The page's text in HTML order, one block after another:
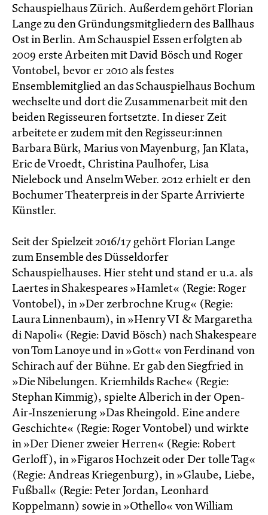
Schauspielhaus Zürich. Außerdem gehört Florian
Lange zu den Gründungsmitgliedern des Ballhaus
Ost in Berlin. Am Schauspiel Essen erfolgten ab
2009 erste Arbeiten mit David Bösch und Roger
Vontobel, bevor er 2010 als festes
Ensemblemitglied an das Schauspielhaus Bochum
wechselte und dort die Zusammenarbeit mit den
beiden Regisseuren fortsetzte. In dieser Zeit
arbeitete er zudem mit den Regisseur:innen
Barbara Bürk, Marius von Mayenburg, Jan Klata,
Eric de Vroedt, Christina Paulhofer, Lisa
Nielebock und Anselm Weber. 2012 erhielt er den
Bochumer Theaterpreis in der Sparte Arrivierte
Künstler.
Seit der Spielzeit 2016/17 gehört Florian Lange
zum Ensemble des Düsseldorfer
Schauspielhauses. Hier steht und stand er u.a. als
Laertes in Shakespeares »Hamlet« (Regie: Roger
Vontobel), in »Der zerbrochne Krug« (Regie:
Laura Linnenbaum), in »Henry VI & Margaretha
di Napoli« (Regie: David Bösch) nach Shakespeare
von Tom Lanoye und in »Gott« von Ferdinand von
Schirach auf der Bühne. Er gab den Siegfried in
»Die Nibelungen. Kriemhilds Rache« (Regie:
Stephan Kimmig), spielte Alberich in der Open-
Air-Inszenierung »Das Rheingold. Eine andere
Geschichte« (Regie: Roger Vontobel) und wirkte
in »Der Diener zweier Herren« (Regie: Robert
Gerloff), in »Figaros Hochzeit oder Der tolle Tag«
(Regie: Andreas Kriegenburg), in »Glaube, Liebe,
Fußball« (Regie: Peter Jordan, Leonhard
Koppelmann) sowie in »Othello« von William